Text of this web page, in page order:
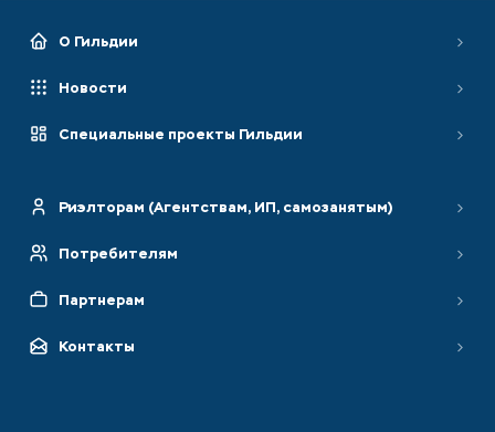
О Гильдии
Новости
Специальные проекты Гильдии
Риэлторам (Агентствам, ИП, самозанятым)
Потребителям
Партнерам
Контакты